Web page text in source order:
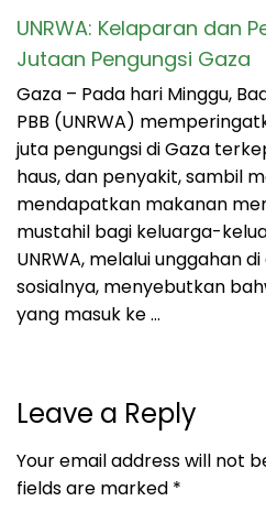
UNRWA: Kelaparan dan
Jutaan Pengungsi Gaza
Gaza – Pada hari Minggu,
PBB (UNRWA)
juta pengungsi di Gaza
haus, dan penyakit, sambil
mendapatkan makanan
mustahil bagi keluarga-
UNRWA, melalui unggahan
sosialnya, menyebutkan
yang masuk ke …
Leave a Reply
Your email address will not
fields are marked *